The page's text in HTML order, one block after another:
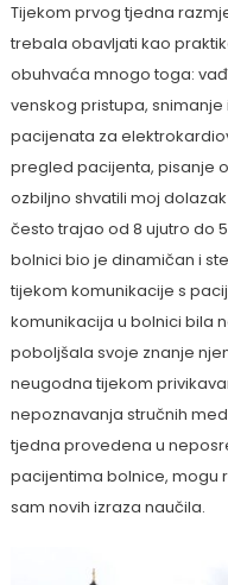
Tijekom prvog tjedna
trebala obavljati kao
obuhvaća mnogo toga:
venskog pristupa,
pacijenata za
pregled pacijenta, pisanje
ozbiljno shvatili moj
često trajao od 8 ujutro do
bolnici bio je dinamičan i
tijekom komunikacije s
komunikacija u bolnici bila
poboljšala svoje znanje
neugodna tijekom
nepoznavanja stručnih
tjedna provedena u
pacijentima bolnice, mogu
sam novih izraza naučila.